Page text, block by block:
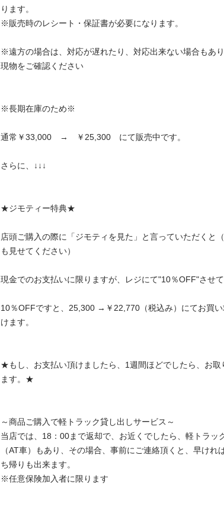
ります。
※販売時のレシート・保証書が必要になります。
※遠方の場合は、対応が遅れたり、対応出来ない場合もあり
現物をご確認ください
※長期在庫のため※
通常￥33,000　→　￥25,300　にて販売中です。
さらに、↓↓↓
★ジモティー特典★
店頭ご購入の際に「ジモティを見た」と言っていただくと
も見せてください）
現金でのお支払いに限りますが、レジにて"10％OFF"させ
10％OFFですと、25,300 →￥22,770（税込み）にてお買
けます。
★もし、お支払い頂けましたら、1週間ほどでしたら、お取
ます。★
～商品ご購入で軽トラック貸し出しサービス～
当店では、18：00まで返却で、お近くでしたら、軽トラッ
（AT車）もあり、その場合、事前にご連絡頂くと、早けれ
ち帰りも出来ます。
※任意保険加入者に限ります